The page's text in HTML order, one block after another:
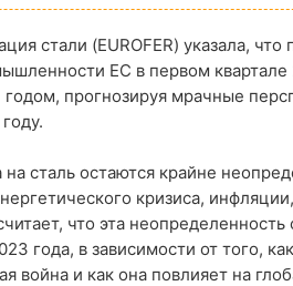
стали (EUROFER) указала, что
ЕС в первом квартале
прогнозируя мрачные
сталь остаются крайне
кризиса,
что эта
года, в зависимости от того,
война и как она повлияет на